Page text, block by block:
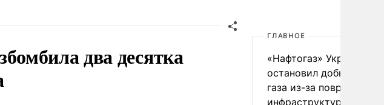
два десятка
ГЛАВНОЕ
«Нафтогаз» Украины
остановил добычу
газа из-за повреждения
инфраструктуры